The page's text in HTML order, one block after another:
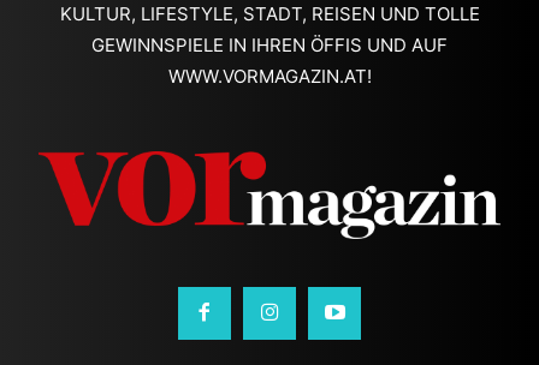
KULTUR, LIFESTYLE, STADT, REISEN UND TOLLE
GEWINNSPIELE IN IHREN ÖFFIS UND AUF
WWW.VORMAGAZIN.AT!